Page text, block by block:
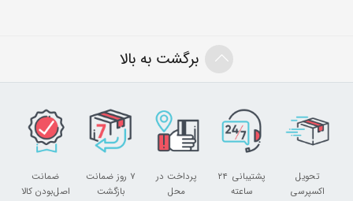
برگشت به بالا
تحویل
اکسپرسی
پشتیبانی ۲۴
ساعته
پرداخت در
محل
۷ روز ضمانت
بازگشت
ضمانت
اصل‌بودن کالا